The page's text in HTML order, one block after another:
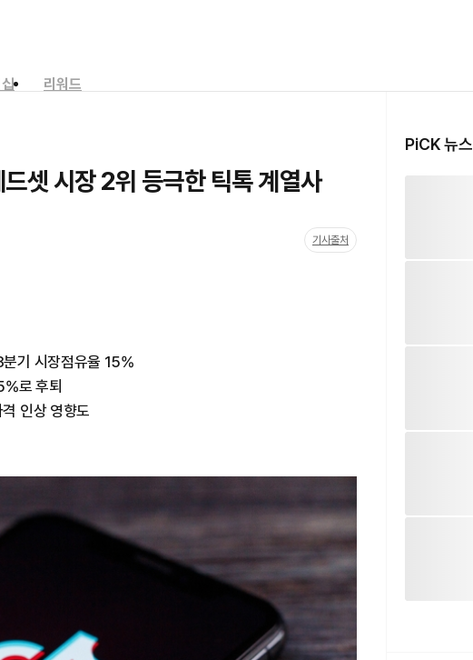
리워드
셋 시장 2위 등극한 틱톡 계열사
기사출처
기 시장점유율 15%
로 후퇴
인상 영향도
PiCK 뉴스